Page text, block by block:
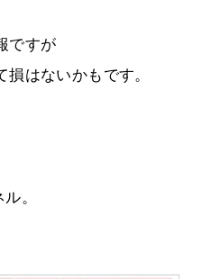
ですが
はないかもです。
。